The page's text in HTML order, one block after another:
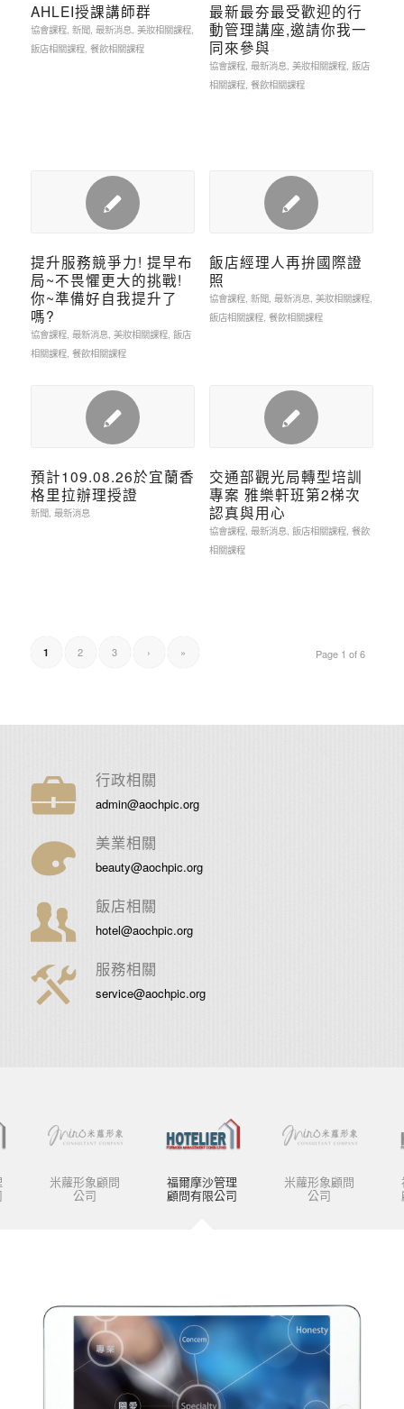
AHLEI授課講師群
協會課程, 新聞, 最新消息, 美妝相關課程,
飯店相關課程, 餐飲相關課程
最新最夯最受歡迎的行
動管理講座,邀請你我一
同來參與
協會課程, 最新消息, 美妝相關課程, 飯店
相關課程, 餐飲相關課程
提升服務競爭力! 提早布
局~不畏懼更大的挑戰!
你~準備好自我提升了
嗎?
協會課程, 最新消息, 美妝相關課程, 飯店
相關課程, 餐飲相關課程
飯店經理人再拚國際證
照
協會課程, 新聞, 最新消息, 美妝相關課程,
飯店相關課程, 餐飲相關課程
預計109.08.26於宜蘭香
格里拉辦理授證
新聞, 最新消息
交通部觀光局轉型培訓
專案 雅樂軒班第2梯次
認真與用心
協會課程, 最新消息, 飯店相關課程, 餐飲
相關課程
Page 1 of 6
1 2 3 › »
行政相關
admin@aochpic.org
美業相關
beauty@aochpic.org
飯店相關
hotel@aochpic.org
服務相關
service@aochpic.org
米蘿形象顧問
公司
福爾摩沙管理
顧問有限公司
米蘿形象顧問
公司